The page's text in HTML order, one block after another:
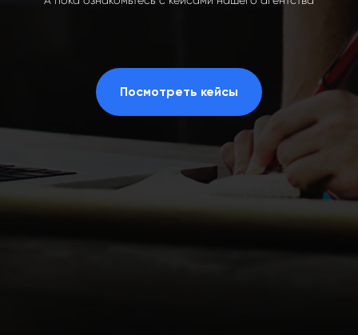
Посмотреть кейсы